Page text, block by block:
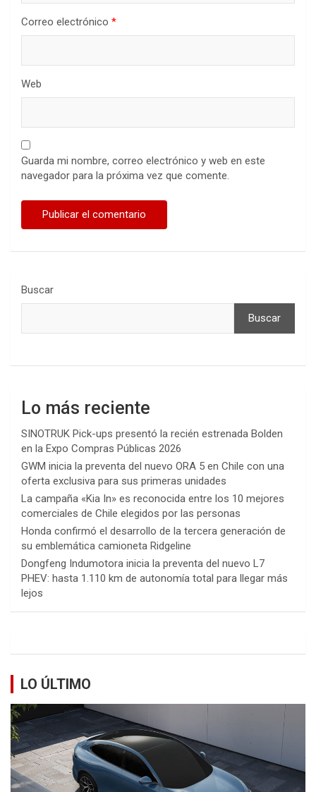
Correo electrónico *
Web
Guarda mi nombre, correo electrónico y web en este
navegador para la próxima vez que comente.
Buscar
Buscar
Lo más reciente
SINOTRUK Pick-ups presentó la recién estrenada Bolden
en la Expo Compras Públicas 2026
GWM inicia la preventa del nuevo ORA 5 en Chile con una
oferta exclusiva para sus primeras unidades
La campaña «Kia In» es reconocida entre los 10 mejores
comerciales de Chile elegidos por las personas
Honda confirmó el desarrollo de la tercera generación de
su emblemática camioneta Ridgeline
Dongfeng Indumotora inicia la preventa del nuevo L7
PHEV: hasta 1.110 km de autonomía total para llegar más
lejos
LO ÚLTIMO